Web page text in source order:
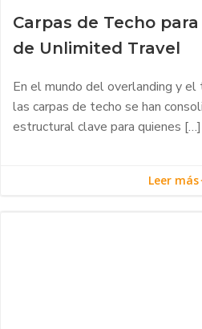
Carpas de Techo
de Unlimited Travel
En el mundo del overlanding y
las carpas de techo se han
estructural clave para quienes […]
Leer más